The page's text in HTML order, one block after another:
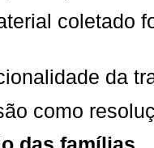
coletado
da
como